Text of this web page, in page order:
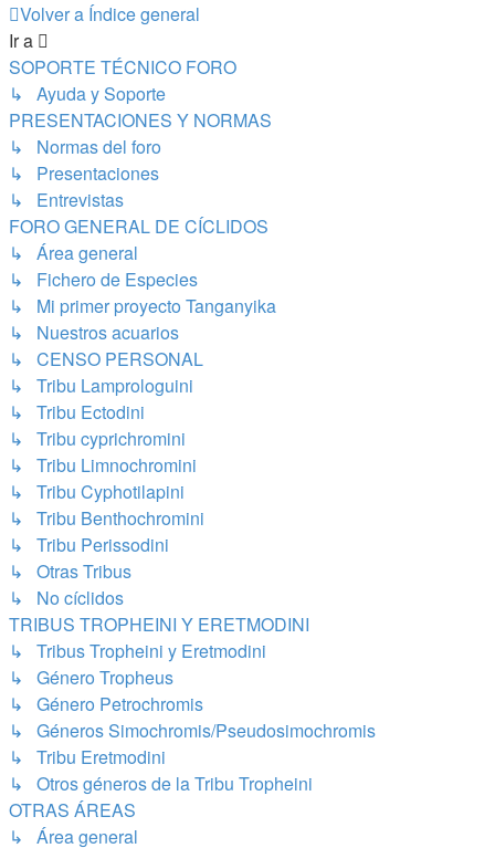
Volver a Índice general
Ir a
SOPORTE TÉCNICO FORO
↳ Ayuda y Soporte
PRESENTACIONES Y NORMAS
↳ Normas del foro
↳ Presentaciones
↳ Entrevistas
FORO GENERAL DE CÍCLIDOS
↳ Área general
↳ Fichero de Especies
↳ Mi primer proyecto Tanganyika
↳ Nuestros acuarios
↳ CENSO PERSONAL
↳ Tribu Lamprologuini
↳ Tribu Ectodini
↳ Tribu cyprichromini
↳ Tribu Limnochromini
↳ Tribu Cyphotilapini
↳ Tribu Benthochromini
↳ Tribu Perissodini
↳ Otras Tribus
↳ No cíclidos
TRIBUS TROPHEINI Y ERETMODINI
↳ Tribus Tropheini y Eretmodini
↳ Género Tropheus
↳ Género Petrochromis
↳ Géneros Simochromis/Pseudosimochromis
↳ Tribu Eretmodini
↳ Otros géneros de la Tribu Tropheini
OTRAS ÁREAS
↳ Área general